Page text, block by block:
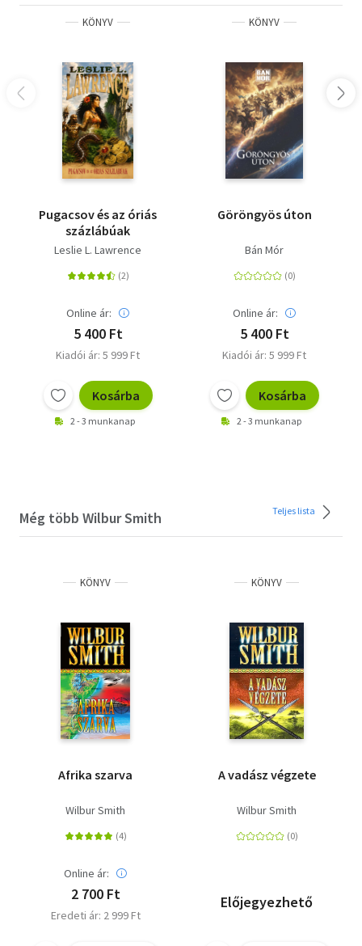
KÖNYV
Pugacsov és az óriás
százlábúak
Leslie L. Lawrence
Online ár:
5 400 Ft
Kiadói ár: 5 999 Ft
Kosárba
2 - 3 munkanap
KÖNYV
Göröngyös úton
Bán Mór
Online ár:
5 400 Ft
Kiadói ár: 5 999 Ft
Kosárba
2 - 3 munkanap
Még több Wilbur Smith Teljes lista
KÖNYV
Afrika szarva
Wilbur Smith
Online ár:
2 700 Ft
Eredeti ár: 2 999 Ft
KÖNYV
A vadász végzete
Wilbur Smith
Előjegyezhető